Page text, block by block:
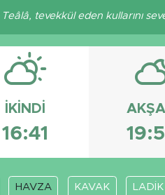
tevekkül eden kullarını
İKINDI
16:41
HAVZA KAVAK LADİK